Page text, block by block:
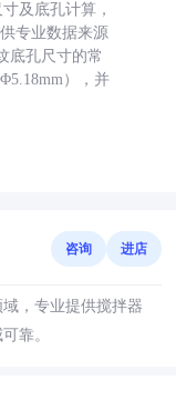
及底孔计算，
专业数据来源
底孔尺寸的常
），并
咨询 进店
，专业提供搅拌器
靠。